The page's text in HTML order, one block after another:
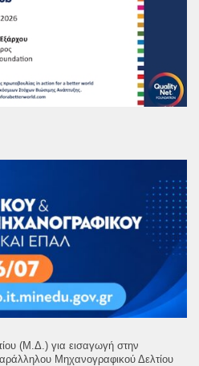
(Μ.Δ.) για εισαγωγή στην
Μηχανογραφικού Δελτίου